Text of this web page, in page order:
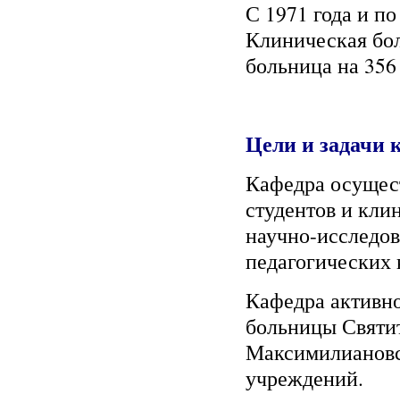
С 1971 года и
Клиническая
больница на
Цели и задачи
Кафедра
студентов и
научно-
Кафедра
больницы
учреждений.